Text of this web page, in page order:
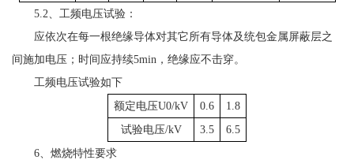
5.2、工频电压试验：
应依次在每一根绝缘导体对其它所有导体及统包金属屏蔽层之
间施加电压；时间应持续5min，绝缘应不击穿。
工频电压试验如下
额定电压U0/kV
0.6
1.8
试验电压/kV
3.5
6.5
6、燃烧特性要求